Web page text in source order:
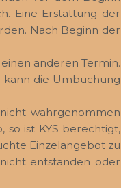
Eine Erstattung der
Nach Beginn der
anderen Termin.
kann die Umbuchung
wahrgenommen
so ist KYS berechtigt,
Einzelangebot zu
entstanden oder